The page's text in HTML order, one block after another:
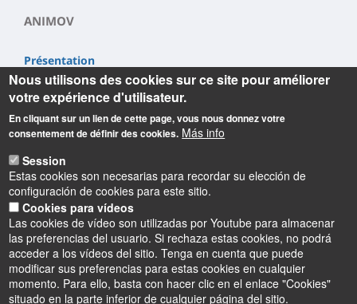
ANIMOV
Présentation
Partenaires
Valorisation
Contact
Informations
Nous utilisons des cookies sur ce site pour améliorer
votre expérience d'utilisateur.
En cliquant sur un lien de cette page, vous nous donnez votre
consentement de définir des cookies. Más info
Session
Estas cookies son necesarias para recordar su elección de
configuración de cookies para este sitio.
Cookies para vídeos
Las cookies de vídeo son utilizadas por Youtube para almacenar
las preferencias del usuario. Si rechaza estas cookies, no podrá
acceder a los vídeos del sitio. Tenga en cuenta que puede
modificar sus preferencias para estas cookies en cualquier
momento. Para ello, basta con hacer clic en el enlace "Cookies"
situado en la parte inferior de cualquier página del sitio.